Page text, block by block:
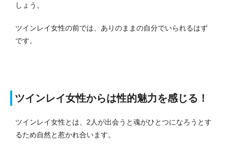
しょう。
ツインレイ女性の前では、ありのままの自分でいられるはず
です。
ツインレイ女性からは性的魅力を感じる！
ツインレイ女性とは、2人が出会うと魂がひとつになろうとす
るため自然と惹かれ合います。